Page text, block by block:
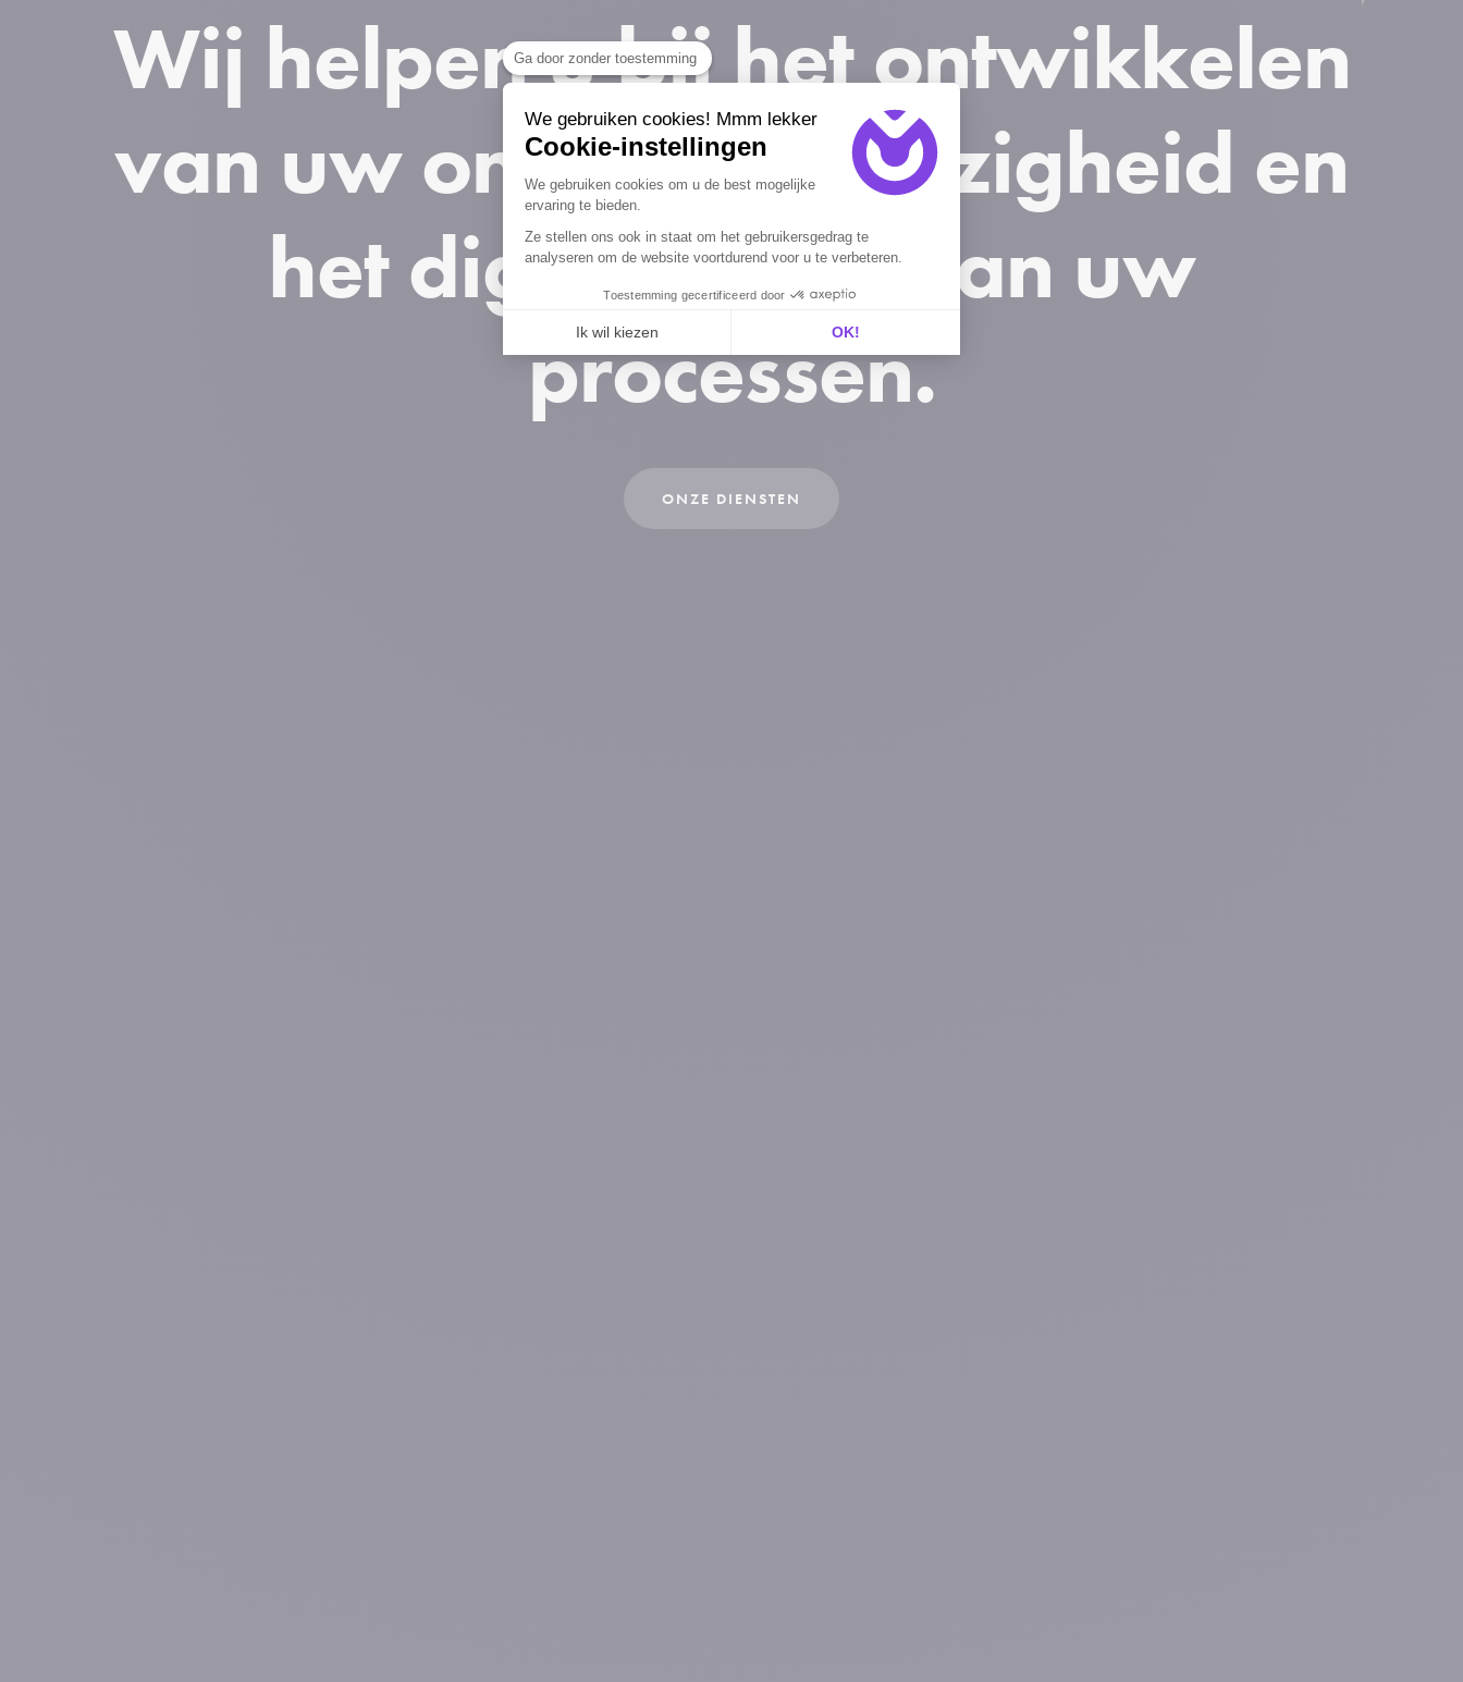
Ga door zonder toestemming
We gebruiken cookies! Mmm lekker
Cookie-instellingen
We gebruiken cookies om u de best mogelijke
ervaring te bieden.
Ze stellen ons ook in staat om het gebruikersgedrag te
analyseren om de website voortdurend voor u te verbeteren.
Toestemming gecertificeerd door
Ik wil kiezen OK!
Axeptio consent
Toestemmingsbeheerplatform: Personaliseer uw opties
Ons platform stelt u in staat om uw privacy-instellingen naar wens aan te passen en te beheren, en zorgt
Wij helpen u bij het ontwikkelen
van uw online aanwezigheid en
het digitaliseren van uw
processen.
ONZE DIENSTEN